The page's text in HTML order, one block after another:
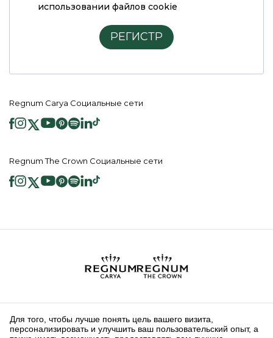
использовании файлов cookie
РЕГИСТР
Regnum Carya Социальные сети
Regnum The Crown Социальные сети
2026 ® Regnum Hotels. Все права защищены.